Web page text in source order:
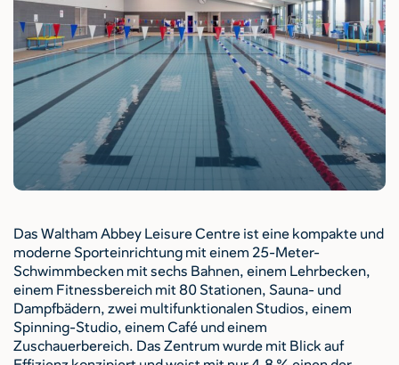
Das Waltham Abbey Leisure Centre ist eine kompakte und
moderne Sporteinrichtung mit einem 25-Meter-
Schwimmbecken mit sechs Bahnen, einem Lehrbecken,
einem Fitnessbereich mit 80 Stationen, Sauna- und
Dampfbädern, zwei multifunktionalen Studios, einem
Spinning-Studio, einem Café und einem
Zuschauerbereich. Das Zentrum wurde mit Blick auf